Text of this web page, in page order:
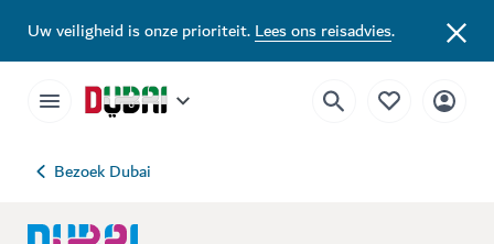
Uw veiligheid is onze prioriteit.Lees ons reisadvies.
Bezoek Dubai